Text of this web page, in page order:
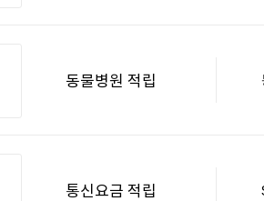
동물병원 적립
통신요금 적립